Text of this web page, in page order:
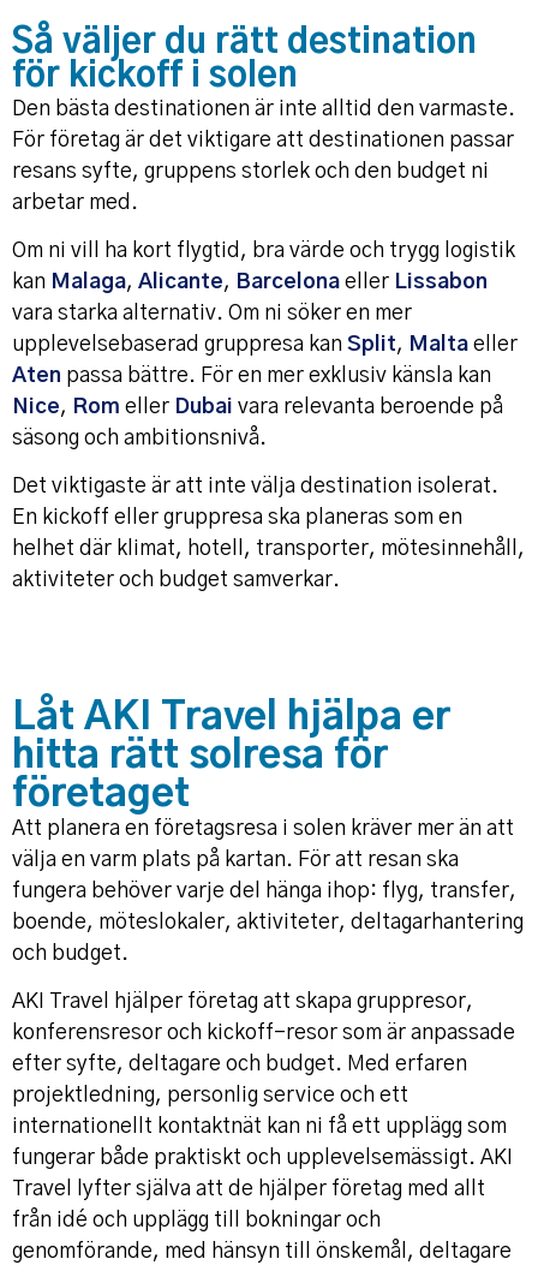
Så väljer du rätt destination
för kickoff i solen
Den bästa destinationen är inte alltid den varmaste.
För företag är det viktigare att destinationen passar
resans syfte, gruppens storlek och den budget ni
arbetar med.
Om ni vill ha kort flygtid, bra värde och trygg logistik
kan Malaga, Alicante, Barcelona eller Lissabon
vara starka alternativ. Om ni söker en mer
upplevelsebaserad gruppresa kan Split, Malta eller
Aten passa bättre. För en mer exklusiv känsla kan
Nice, Rom eller Dubai vara relevanta beroende på
säsong och ambitionsnivå.
Det viktigaste är att inte välja destination isolerat.
En kickoff eller gruppresa ska planeras som en
helhet där klimat, hotell, transporter, mötesinnehåll,
aktiviteter och budget samverkar.
Låt AKI Travel hjälpa er
hitta rätt solresa för
företaget
Att planera en företagsresa i solen kräver mer än att
välja en varm plats på kartan. För att resan ska
fungera behöver varje del hänga ihop: flyg, transfer,
boende, möteslokaler, aktiviteter, deltagarhantering
och budget.
AKI Travel hjälper företag att skapa gruppresor,
konferensresor och kickoff-resor som är anpassade
efter syfte, deltagare och budget. Med erfaren
projektledning, personlig service och ett
internationellt kontaktnät kan ni få ett upplägg som
fungerar både praktiskt och upplevelsemässigt. AKI
Travel lyfter själva att de hjälper företag med allt
från idé och upplägg till bokningar och
genomförande, med hänsyn till önskemål, deltagare